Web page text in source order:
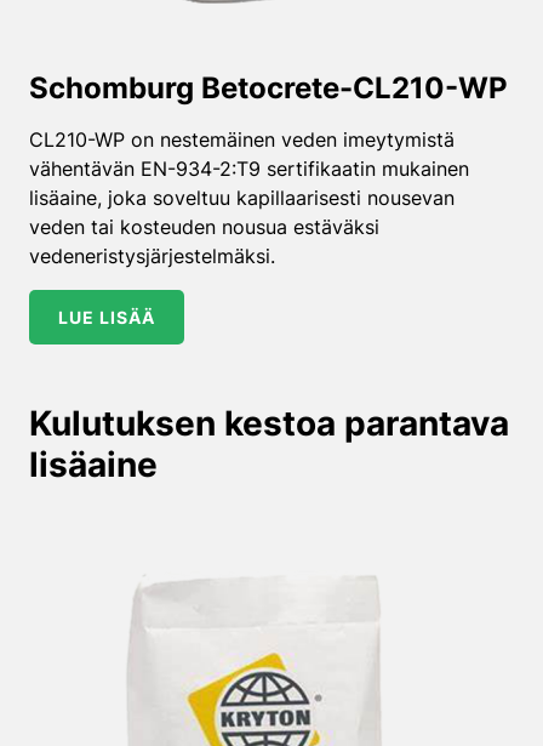
Schomburg Betocrete-CL210-WP
CL210-WP on nestemäinen veden imeytymistä
vähentävän EN-934-2:T9 sertifikaatin mukainen
lisäaine, joka soveltuu kapillaarisesti nousevan
veden tai kosteuden nousua estäväksi
vedeneristysjärjestelmäksi.
LUE LISÄÄ
Kulutuksen kestoa parantava
lisäaine